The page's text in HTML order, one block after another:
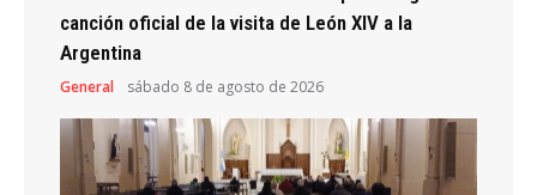
canción oficial de la visita de León XIV a la
Argentina
General sábado 8 de agosto de 2026